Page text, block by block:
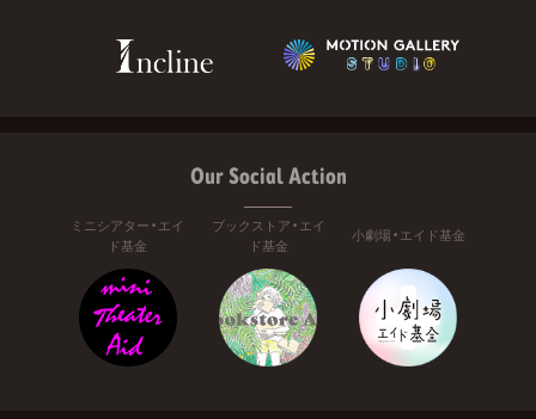
Our Social Action
ミニシアター・エイ
ド基金
ブックストア・エイ
ド基金
小劇場・エイド基金